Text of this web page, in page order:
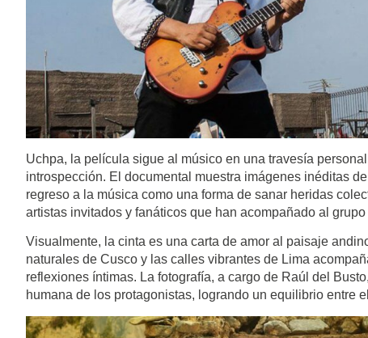
Uchpa, la película sigue al músico en una travesía
introspección. El documental muestra imágenes inéditas
regreso a la música como una forma de sanar heridas
artistas invitados y fanáticos que han acompañado al
Visualmente, la cinta es una carta de amor al paisaje
naturales de Cusco y las calles vibrantes de Lima
reflexiones íntimas. La fotografía, a cargo de Raúl del
humana de los protagonistas, logrando un equilibrio entre